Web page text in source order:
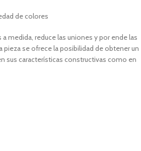
de colores
medida, reduce las uniones y por ende las
pieza se ofrece la posibilidad de obtener un
sus características constructivas como en